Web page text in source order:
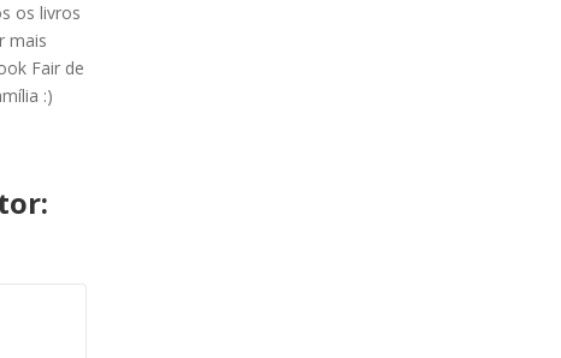
os livros
mais
Fair de
:)